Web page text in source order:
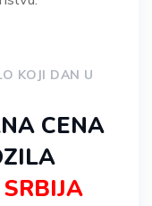
KOJI DAN U
CENA